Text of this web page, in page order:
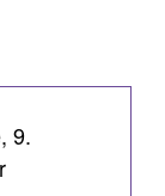
9.